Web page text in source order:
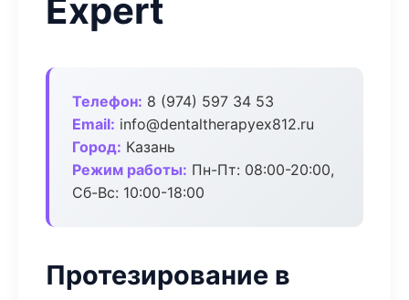
Expert
Телефон: 8 (974) 597 34 53
Email: info@dentaltherapyex812.ru
Город: Казань
Режим работы: Пн-Пт: 08:00-20:00,
Сб-Вс: 10:00-18:00
Протезирование в